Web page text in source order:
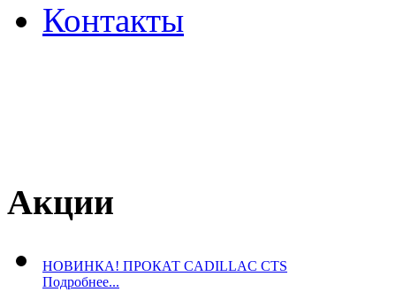
­Контакты
Акции
НОВИНКА! ПРОКАТ CADILLAC CTS
Подробнее...